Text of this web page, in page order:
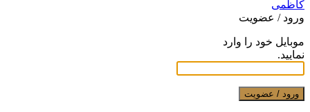
ورود / عضویت
موبایل خود را وارد
نمایید.
ورود / عضویت